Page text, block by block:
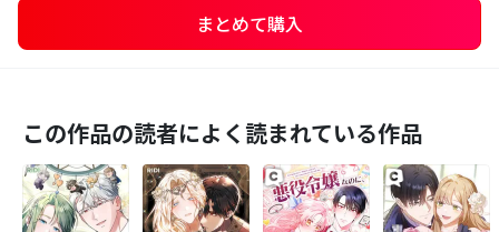
まとめて購入
この作品の読者によく読まれている作品